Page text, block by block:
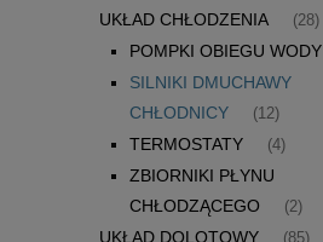
UKŁAD CHŁODZENIA (28)
POMPKI OBIEGU WODY
SILNIKI DMUCHAWY
CHŁODNICY
(12)
TERMOSTATY (4)
ZBIORNIKI PŁYNU
CHŁODZĄCEGO
(2)
UKŁAD DOLOTOWY (85)